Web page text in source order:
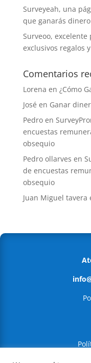
Surveyeah, una
que ganarás dinero
Surveoo,
exclusivos regalos
Comentarios
Lorena en ¿Cómo
José en Ganar
Pedroen
encuestas
obsequio
Pedro ollarves en
de encuestas
obsequio
Juan Miguel tavera